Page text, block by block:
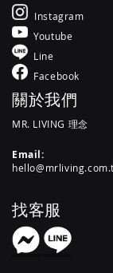
Instagram
Youtube
Line
Facebook
關於我們
MR. LIVING 理念
Email:
找客服